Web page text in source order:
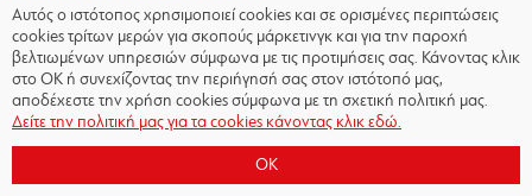
Copyright © 2026 - Olympiacos.org
Όροι χρήσης|Πολιτική Απορρήτου|Πολιτική
Επικοινωνία
Αυτός ο ιστότοπος χρησιμοποιεί cookies και σε ορισμένες περιπτώσεις
cookies τρίτων μερών για σκοπούς μάρκετινγκ και για την παροχή
βελτιωμένων υπηρεσιών σύμφωνα με τις προτιμήσεις σας. Κάνοντας κλικ
στο OK ή συνεχίζοντας την περιήγησή σας στον ιστότοπό μας,
αποδέχεστε την χρήση cookies σύμφωνα με τη σχετική πολιτική μας.
Δείτε την πολιτική μας για τα cookies κάνοντας κλικ εδώ.
OK